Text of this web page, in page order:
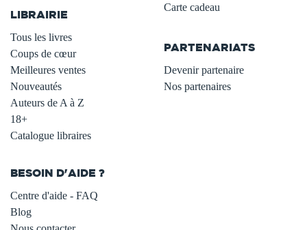
LIBRAIRIE
Tous les livres
Coups de cœur
Meilleures ventes
Nouveautés
Auteurs de A à Z
18+
Catalogue libraires
Carte cadeau
PARTENARIATS
Devenir partenaire
Nos partenaires
BESOIN D'AIDE ?
Centre d'aide - FAQ
Blog